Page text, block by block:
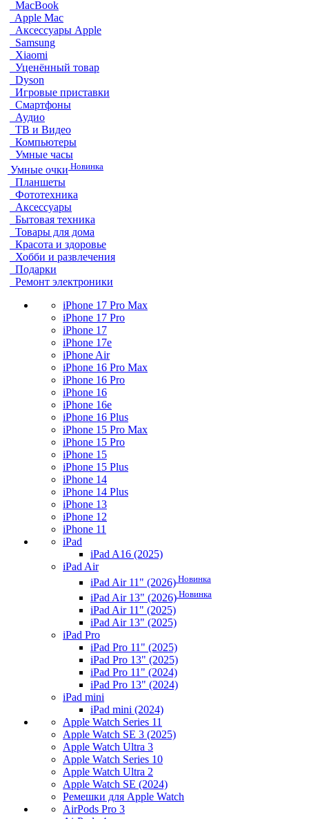
MacBook
Apple Mac
Аксессуары Apple
Samsung
Xiaomi
Уценённый товар
Dyson
Игровые приставки
Смартфоны
Аудио
ТВ и Видео
Компьютеры
Умные часы
Умные очки Новинка
Планшеты
Фототехника
Аксессуары
Бытовая техника
Товары для дома
Красота и здоровье
Хобби и развлечения
Подарки
Ремонт электроники
iPhone 17 Pro Max
iPhone 17 Pro
iPhone 17
iPhone 17e
iPhone Air
iPhone 16 Pro Max
iPhone 16 Pro
iPhone 16
iPhone 16e
iPhone 16 Plus
iPhone 15 Pro Max
iPhone 15 Pro
iPhone 15
iPhone 15 Plus
iPhone 14
iPhone 14 Plus
iPhone 13
iPhone 12
iPhone 11
iPad
iPad A16 (2025)
iPad Air
iPad Air 11" (2026) Новинка
iPad Air 13" (2026) Новинка
iPad Air 11" (2025)
iPad Air 13" (2025)
iPad Pro
iPad Pro 11" (2025)
iPad Pro 13" (2025)
iPad Pro 11" (2024)
iPad Pro 13" (2024)
iPad mini
iPad mini (2024)
Apple Watch Series 11
Apple Watch SE 3 (2025)
Apple Watch Ultra 3
Apple Watch Series 10
Apple Watch Ultra 2
Apple Watch SE (2024)
Ремешки для Apple Watch
AirPods Pro 3